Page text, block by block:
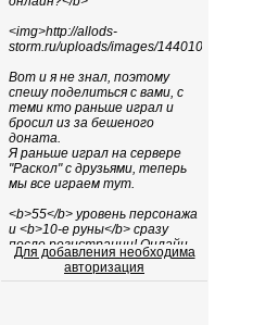
Для добавления необходима
авторизация